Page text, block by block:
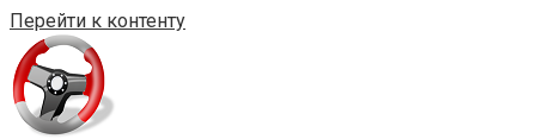
Перейти к контенту